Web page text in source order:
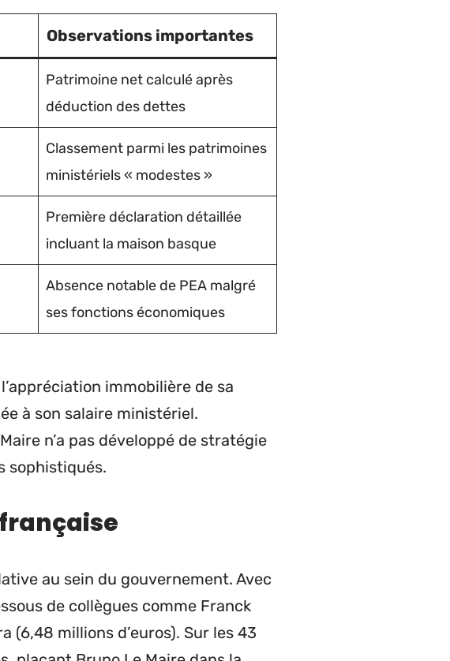
Observations importantes
Patrimoine net calculé après
déduction des dettes
Classement parmi les patrimoines
ministériels « modestes »
Première déclaration détaillée
incluant la maison basque
Absence notable de PEA malgré
ses fonctions économiques
immobilière de sa
à son salaire ministériel.
n’a pas développé de stratégie
sophistiqués.
au sein du gouvernement. Avec
de collègues comme Franck
(6,48 millions d’euros). Sur les 43